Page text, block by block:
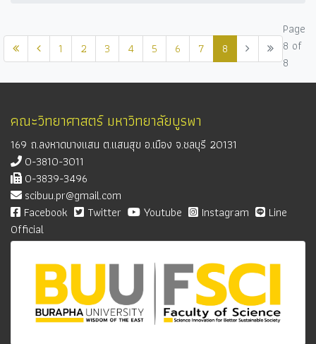
Page
8 of
8
1 2 3 4 5 6 7 8
คณะวิทยาศาสตร์ มหาวิทยาลัยบูรพา
169 ถ.ลงหาดบางแสน ต.แสนสุข อ.เมือง จ.ชลบุรี 20131
0-3810-3011
0-3839-3496
scibuu.pr@gmail.com
Facebook
Twitter Youtube Instagram
Line
Official